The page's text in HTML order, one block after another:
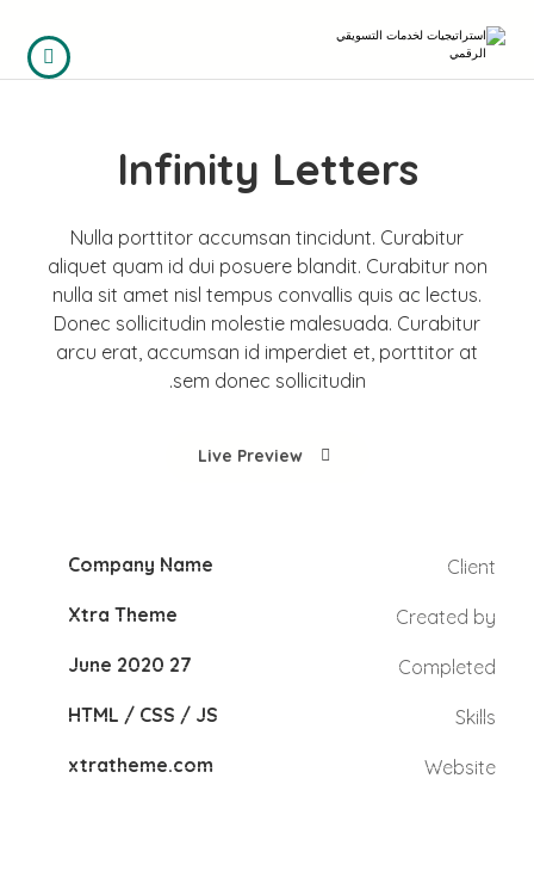
Infinity Letters
Nulla porttitor accumsan tincidunt. Curabitur
aliquet quam id dui posuere blandit. Curabitur non
nulla sit amet nisl tempus convallis quis ac lectus.
Donec sollicitudin molestie malesuada. Curabitur
arcu erat, accumsan id imperdiet et, porttitor at
sem donec sollicitudin.
Live Preview
Client
Company Name
Created by
Xtra Theme
Completed
27 June 2020
Skills
HTML / CSS / JS
Website
xtratheme.com